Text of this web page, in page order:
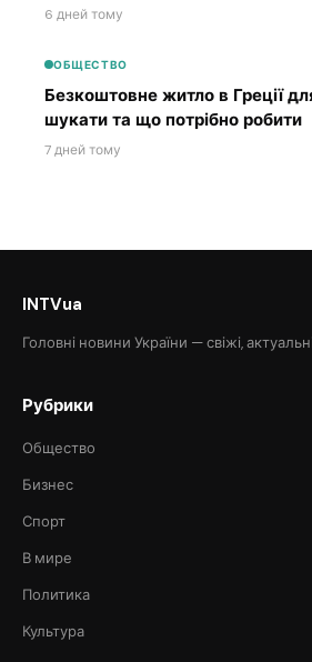
6 дней тому
ОБЩЕСТВО
Безкоштовне житло в Греції
шукати та що потрібно робити
7 дней тому
INTVua
Головні новини України — свіжі,
Рубрики
Общество
Бизнес
Спорт
В мире
Политика
Культура